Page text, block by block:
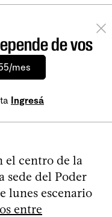
de vos
mes
Ingresá
el centro de la
sede del Poder
lunes escenario
entre